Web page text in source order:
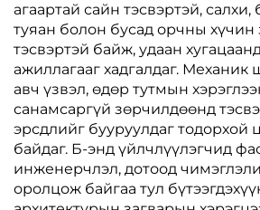
агаартай сайн тэсвэртэй, салхи,
туяан болон бусад орчны хүчин
тэсвэртэй байж, удаан
ажиллагааг хадгалдаг.
авч үзвэл, өдөр тутмын
санамсаргүй зөрчилдөөнд
эрсдлийг бууруулдаг тодорхой
байдаг. Б-энд үйлчлүүлэгчид
инженерчлэл, дотоод
оролцож байгаа тул